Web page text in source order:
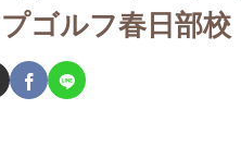
ゴルフ春日部